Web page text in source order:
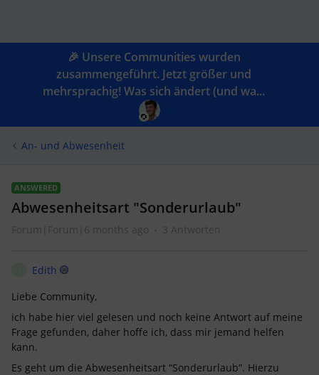
🎉 Unsere Communities wurden
zusammengeführt. Jetzt größer und
mehrsprachig! Was sich ändert (und wa...
An- und Abwesenheit
ANSWERED
Abwesenheitsart "Sonderurlaub"
Forum|Forum|6 months ago 3 Antworten
Edith
Liebe Community,
ich habe hier viel gelesen und noch keine Antwort auf meine
Frage gefunden, daher hoffe ich, dass mir jemand helfen
kann.
Es geht um die Abwesenheitsart “Sonderurlaub”. Hierzu